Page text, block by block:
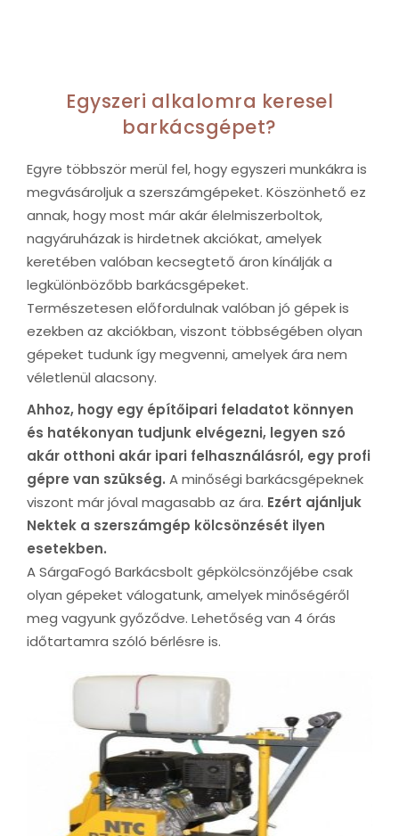
Egyszeri alkalomra keresel
barkácsgépet?
Egyre többször merül fel, hogy egyszeri munkákra is
megvásároljuk a szerszámgépeket. Köszönhető ez
annak, hogy most már akár élelmiszerboltok,
nagyáruházak is hirdetnek akciókat, amelyek
keretében valóban kecsegtető áron kínálják a
legkülönbözőbb barkácsgépeket.
Természetesen előfordulnak valóban jó gépek is
ezekben az akciókban, viszont többségében olyan
gépeket tudunk így megvenni, amelyek ára nem
véletlenül alacsony.
Ahhoz, hogy egy építőipari feladatot könnyen
és hatékonyan tudjunk elvégezni, legyen szó
akár otthoni akár ipari felhasználásról, egy profi
gépre van szükség. A minőségi barkácsgépeknek
viszont már jóval magasabb az ára. Ezért ajánljuk
Nektek a szerszámgép kölcsönzését ilyen
esetekben.
A SárgaFogó Barkácsbolt gépkölcsönzőjébe csak
olyan gépeket válogatunk, amelyek minőségéről
meg vagyunk győződve. Lehetőség van 4 órás
időtartamra szóló bérlésre is.